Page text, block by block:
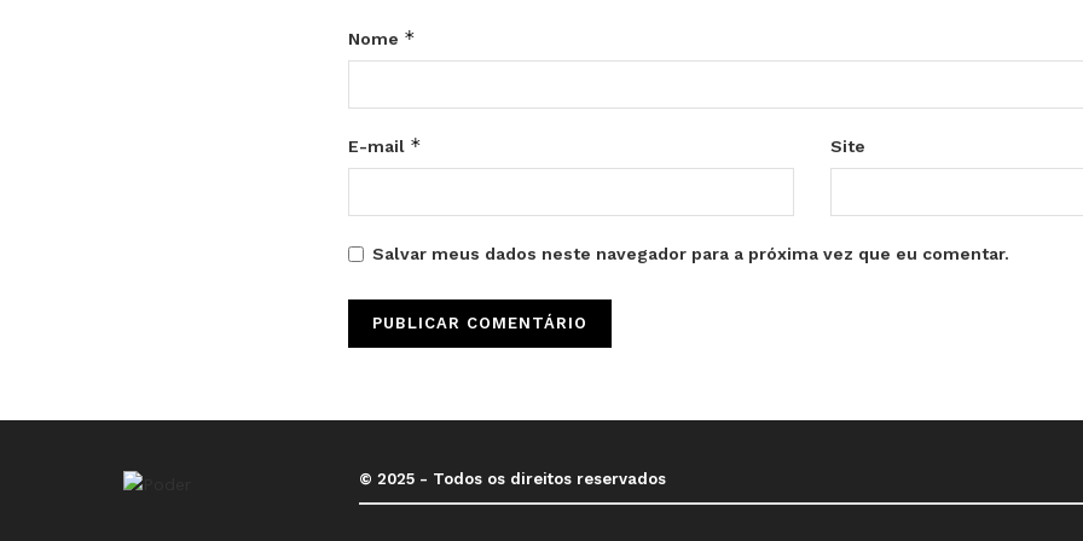
Nome *
E-mail * Site
Salvar meus dados neste navegador para a próxima vez que eu comentar.
© 2025 - Todos os direitos reservados